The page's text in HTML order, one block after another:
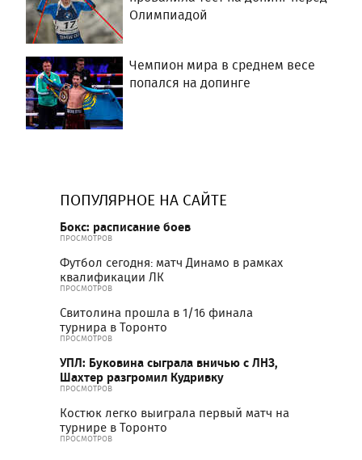
Олимпиадой
Чемпион мира в среднем весе
попался на допинге
ПОПУЛЯРНОЕ НА САЙТЕ
Бокс: расписание боев
ПРОСМОТРОВ
Футбол сегодня: матч Динамо в рамках
квалификации ЛК
ПРОСМОТРОВ
Свитолина прошла в 1/16 финала
турнира в Торонто
ПРОСМОТРОВ
УПЛ: Буковина сыграла вничью с ЛНЗ,
Шахтер разгромил Кудривку
ПРОСМОТРОВ
Костюк легко выиграла первый матч на
турнире в Торонто
ПРОСМОТРОВ